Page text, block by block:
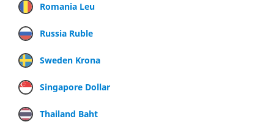
Romania Leu
Russia Ruble
Sweden Krona
Singapore Dollar
Thailand Baht